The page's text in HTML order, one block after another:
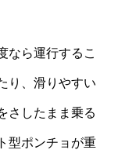
なら運行するこ
り、滑りやすい
さしたまま乗る
型ポンチョが重